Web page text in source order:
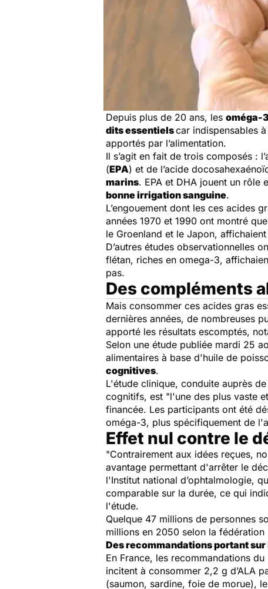
Depuis plus de 20 ans, les oméga-
ditsessentielscar indispensables
apportés par l’alimentation.
Il s’agit en fait de trois composés :
(EPA) et de l’acide
marins. EPA et DHA jouent un rôle
bonne irrigation sanguine.
L’engouement dont les ces acides
années 1970 et 1990 ont montré
le Groenland et le Japon,
D’autres études observationnelles
flétan, riches en omega-3,
pas.
Des compléments
Mais consommer ces acides gras
dernières années, de nombreuses
apporté les résultats escomptés,
Selon une étude publiée mardi 25
alimentaires à base d'huile de
cognitives.
L'étude clinique, conduite auprès
cognitifs, est "l'une des plus vaste
financée. Les participants ont été
oméga-3, plus spécifiquement de
Effet nul contre le
"Contrairement aux idées reçues,
avantage permettant d'arrêter le
l'Institut national d’ophtalmologie,
comparable sur la durée, ce qui
l'étude.
Quelque 47 millions de personnes
millions en 2050 selon la
Des recommandations portant
En France, les recommandations
incitent à consommer 2,2 g d’ALA
(saumon, sardine, foie de morue),